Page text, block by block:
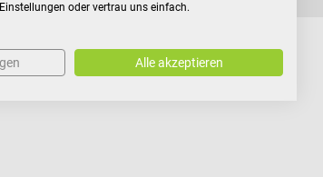
oder vertrau uns einfach.
Alle akzeptieren